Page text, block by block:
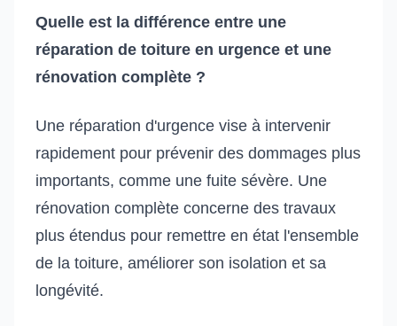
Quelle est la différence entre une
réparation de toiture en urgence et une
rénovation complète ?
Une réparation d'urgence vise à intervenir
rapidement pour prévenir des dommages plus
importants, comme une fuite sévère. Une
rénovation complète concerne des travaux
plus étendus pour remettre en état l'ensemble
de la toiture, améliorer son isolation et sa
longévité.